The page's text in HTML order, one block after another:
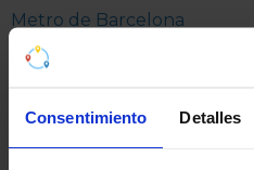
Consentimiento Detalles
Metro de Barcelona
Objetos
RENFE